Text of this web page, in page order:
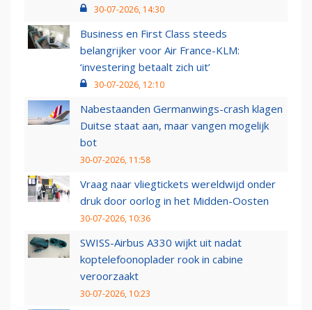
30-07-2026, 14:30
Business en First Class steeds
belangrijker voor Air France-KLM:
‘investering betaalt zich uit’
30-07-2026, 12:10
Nabestaanden Germanwings-crash klagen
Duitse staat aan, maar vangen mogelijk
bot
30-07-2026, 11:58
Vraag naar vliegtickets wereldwijd onder
druk door oorlog in het Midden-Oosten
30-07-2026, 10:36
SWISS-Airbus A330 wijkt uit nadat
koptelefoonoplader rook in cabine
veroorzaakt
30-07-2026, 10:23